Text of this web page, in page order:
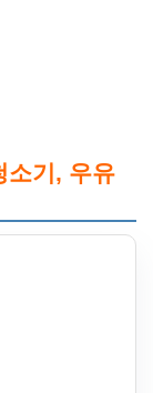
소기, 우유